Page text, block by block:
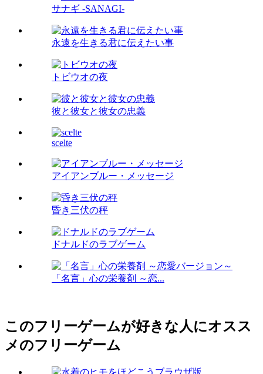
サナギ -SANAGI-
永遠を生きる君に伝えたい事
トビウオの夜
彼と彼女と彼女の忠義
scelte
アイアンブルー・メッセージ
昏き三伏の秤
ドナルドのラブゲーム
「名言」心の栄養剤 ～恋...
このフリーゲームが好きな人にオスス
メのフリーゲーム